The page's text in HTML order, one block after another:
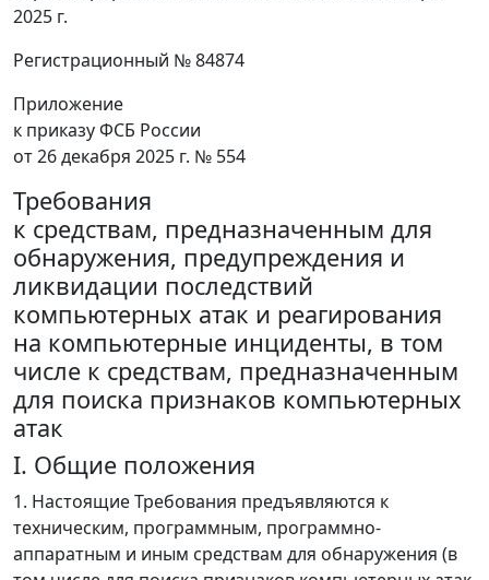
2025 г.
Регистрационный № 84874
Приложение
к приказу ФСБ России
от 26 декабря 2025 г. № 554
Требования
к средствам, предназначенным для
обнаружения, предупреждения и
ликвидации последствий
компьютерных атак и реагирования
на компьютерные инциденты, в том
числе к средствам, предназначенным
для поиска признаков компьютерных
атак
I. Общие положения
1. Настоящие Требования предъявляются к
техническим, программным, программно-
аппаратным и иным средствам для обнаружения (в